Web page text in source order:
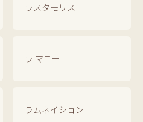
ラスタモリス
ラ マニー
ラムネイション